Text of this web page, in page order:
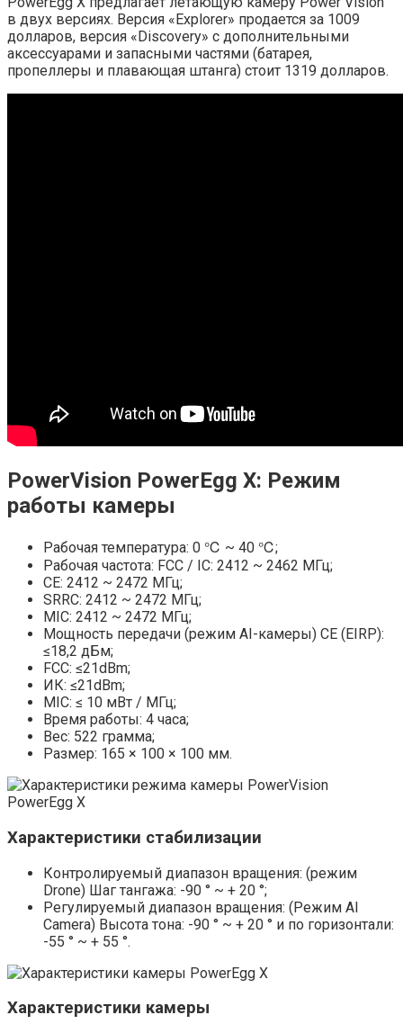
в двух версиях. Версия «Explorer» продается за 1009
долларов, версия «Discovery» с дополнительными
аксессуарами и запасными частями (батарея,
пропеллеры и плавающая штанга) стоит 1319 долларов.
PowerVision PowerEgg X: Режим
работы камеры
Рабочая температура: 0 ℃ ~ 40 ℃;
Рабочая частота: FCC / IC: 2412 ~ 2462 МГц;
CE: 2412 ~ 2472 МГц;
SRRC: 2412 ~ 2472 МГц;
MIC: 2412 ~ 2472 МГц;
Мощность передачи (режим AI-камеры) CE (EIRP):
≤18,2 дБм;
FCC: ≤21dBm;
ИК: ≤21dBm;
MIC: ≤ 10 мВт / МГц;
Время работы: 4 часа;
Вес: 522 грамма;
Размер: 165 × 100 × 100 мм.
Характеристики стабилизации
Контролируемый диапазон вращения: (режим
Drone) Шаг тангажа: -90 ° ~ + 20 °;
Регулируемый диапазон вращения: (Режим AI
Camera) Высота тона: -90 ° ~ + 20 ° и по горизонтали:
-55 ° ~ + 55 °.
Характеристики камеры